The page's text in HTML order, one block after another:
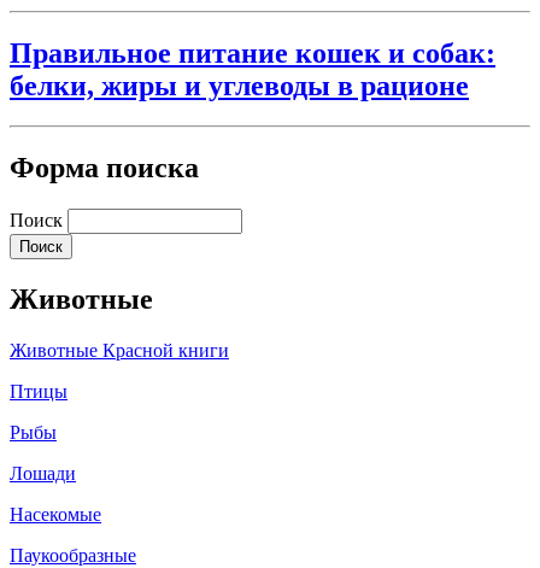
Правильное питание кошек и собак:
белки, жиры и углеводы в рационе
Форма поиска
Поиск
Животные
Животные Красной книги
Птицы
Рыбы
Лошади
Насекомые
Паукообразные